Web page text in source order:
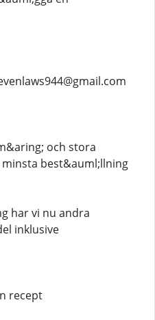
och stora
best&auml;llning
har vi nu andra
inklusive
recept